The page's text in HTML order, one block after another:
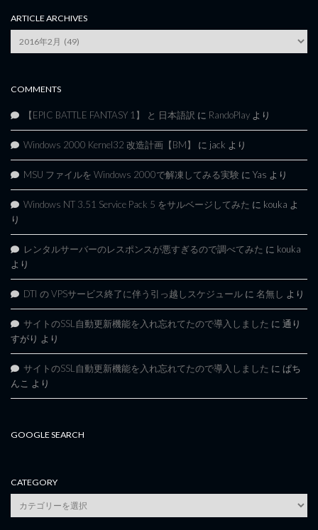
ARTICLE ARCHIVES
Article
Archives
COMMENTS
【EPIC BATTLE FANTASY 1】 と 日本語訳 に RandoPlay より
Windows 2000 Kernel32 改造計画【BM】 に jack より
MSU ファイルを Windows 2000で解凍してみる実験 に Yas より
Windows NT 3.51 Service Pack 5 をサルベージしてみた に kouka よ
り
レンタルサーバーのレスポンスが悪すぎるので調べてみた に kouka
より
DTI の VPSサービス終了に伴う引っ越しスケジュール に 名無し より
サイトのSSL自動更新機能を入れ忘れてたので導入しました に 通り
すがり より
サイトのSSL自動更新機能を入れ忘れてたので導入しました に ぱち
んこ より
GOOGLE SEARCH
CATEGORY
category